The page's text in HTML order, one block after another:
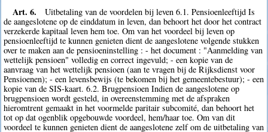
Art. 6.
Uitbetaling van de voordelen bij leven 6.1. Pensioenleeftijd Is
de aangeslotene op de einddatum in leven, dan behoort het door het contract
verzekerde kapitaal leven hem toe. Om van het voordeel bij leven op
pensioenleeftijd te kunnen genieten dient de aangeslotene volgende stukken
over te maken aan de pensioeninstelling : - het document : "Aanmelding van
wettelijk pensioen" volledig en correct ingevuld; - een kopie van de
aanvraag van het wettelijk pensioen (aan te vragen bij de Rijksdienst voor
Pensioenen); - een levensbewijs (te bekomen bij het gemeentebestuur); - een
kopie van de SIS-kaart. 6.2. Brugpensioen Indien de aangeslotene op
brugpensioen wordt gesteld, in overeenstemming met de afspraken
hieromtrent gemaakt in het voormelde paritair subcomité, dan behoort het
tot op dat ogenblik opgebouwde voordeel, hem/haar toe. Om van dit
voordeel te kunnen genieten dient de aangeslotene zelf om de uitbetaling van